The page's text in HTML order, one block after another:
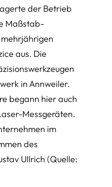
der Betrieb
Maßstab-
aus. Die
in Annweiler.
begann hier auch
Messgeräten.
im
des
Ullrich (Quelle: